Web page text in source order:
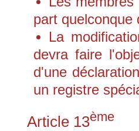
part quelconque
La
devra faire
d'une
un registre
Article 13ème